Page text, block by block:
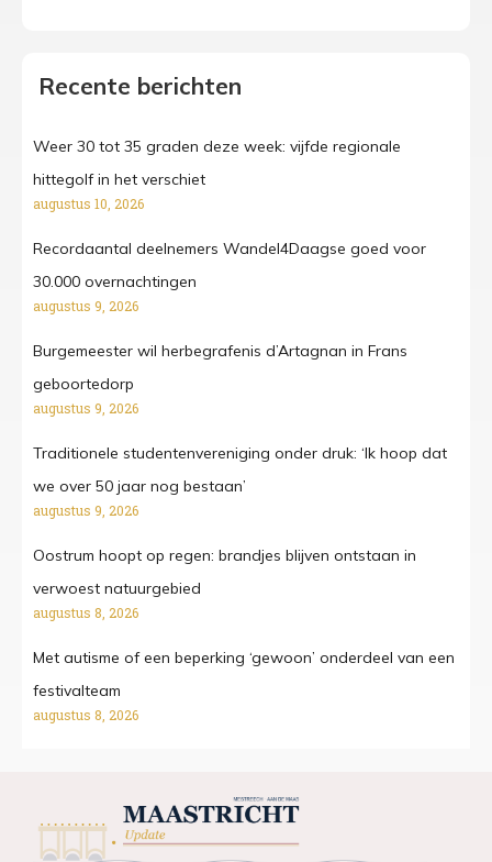
Recente berichten
Weer 30 tot 35 graden deze week: vijfde regionale
hittegolf in het verschiet
augustus 10, 2026
Recordaantal deelnemers Wandel4Daagse goed voor
30.000 overnachtingen
augustus 9, 2026
Burgemeester wil herbegrafenis d’Artagnan in Frans
geboortedorp
augustus 9, 2026
Traditionele studentenvereniging onder druk: ‘Ik hoop dat
we over 50 jaar nog bestaan’
augustus 9, 2026
Oostrum hoopt op regen: brandjes blijven ontstaan in
verwoest natuurgebied
augustus 8, 2026
Met autisme of een beperking ‘gewoon’ onderdeel van een
festivalteam
augustus 8, 2026